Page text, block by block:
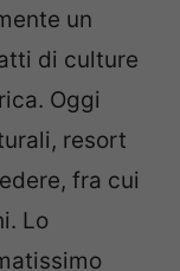
un
di culture
Oggi
resort
fra cui
Lo